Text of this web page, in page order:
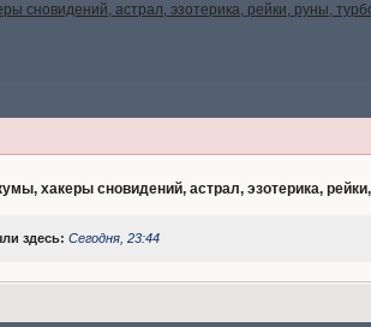
хакеры сновидений, астрал, эзотерика,
здесь:Сегодня, 23:44